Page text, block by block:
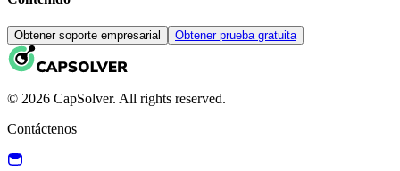
Obtener soporte empresarial Obtener prueba gratuita
© 2026 CapSolver. All rights reserved.
Contáctenos